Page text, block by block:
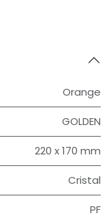
Orange
GOLDEN
220 x 170 mm
Cristal
PF